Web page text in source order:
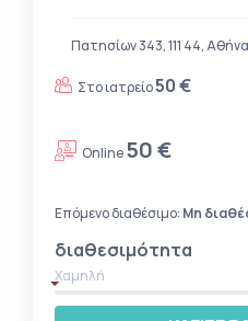
Πατησίων 343, 111 44, Αθήνα
διαθεσιμότητα
Χαμηλή
Επόμενο διαθέσιμο: Μη
Online50 €
Στο ιατρείο50 €